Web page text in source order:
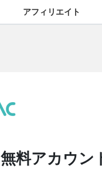
アフィリエイト
無料アカウン